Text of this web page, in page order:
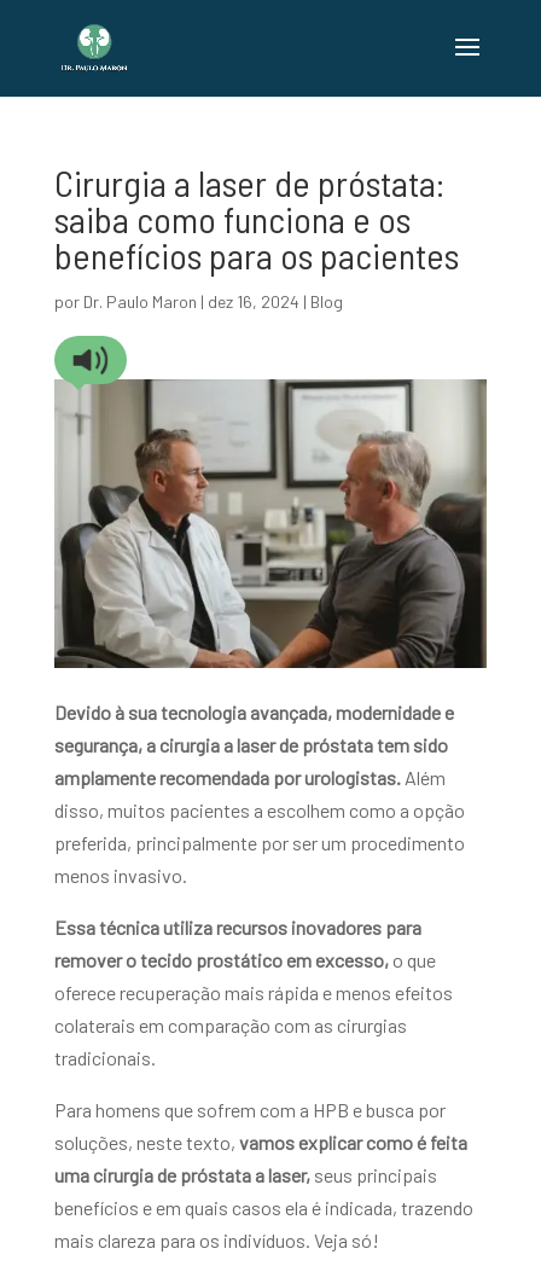
Cirurgia a laser de próstata:
saiba como funciona e os
benefícios para os pacientes
por Dr. Paulo Maron | dez 16, 2024 | Blog
Devido à sua tecnologia avançada, modernidade e
segurança, a cirurgia a laser de próstata tem sido
amplamente recomendada por urologistas.Além
disso, muitos pacientes a escolhem como a opção
preferida, principalmente por ser um procedimento
menos invasivo.
Essa técnica utiliza recursos inovadores para
remover o tecido prostático em excesso, o que
oferece recuperação mais rápida e menos efeitos
colaterais em comparação com as cirurgias
tradicionais.
Para homens que sofrem com a HPB e busca por
soluções, neste texto, vamos explicar como é feita
uma cirurgia de próstata a laser, seus principais
benefícios e em quais casos ela é indicada, trazendo
mais clareza para os indivíduos. Veja só!